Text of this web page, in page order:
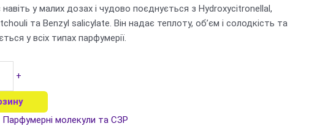
навіть у малих дозах і чудово поєднується з Hydroxycitronellal,
та Benzyl salicylate. Він надає теплоту, об’єм і солодкість та
у всіх типах парфумерії.
+
Парфумерні молекули та СЗР